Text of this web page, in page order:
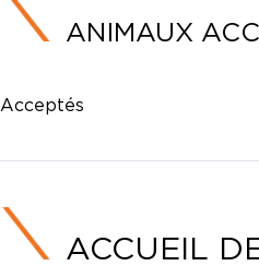
ANIMAUX
Acceptés
ACCUEIL